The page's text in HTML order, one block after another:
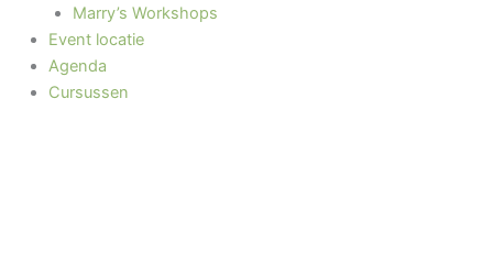
Marry’s Workshops
Event locatie
Agenda
Cursussen